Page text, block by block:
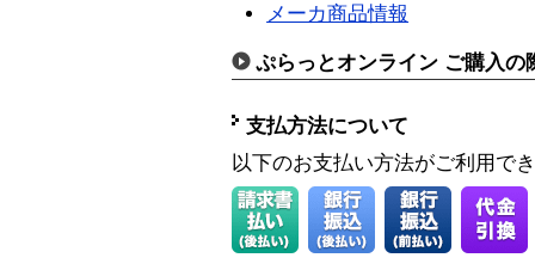
メーカ商品情報
ぷらっとオンライン ご購入の
支払方法について
以下のお支払い方法がご利用で